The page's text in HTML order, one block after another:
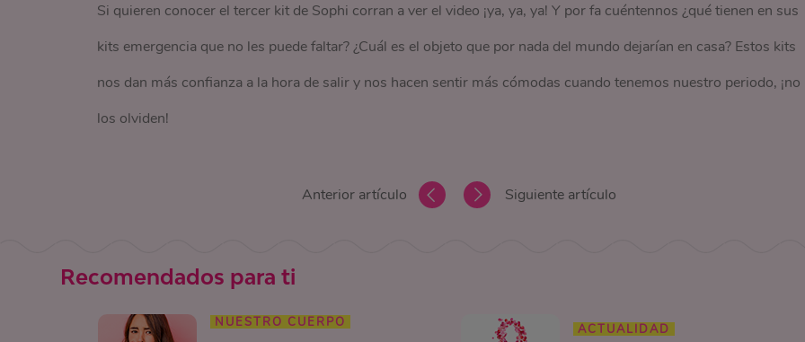
Si quieren conocer el tercer kit de Sophi corran a ver el video ¡ya, ya, ya! Y por fa cuéntennos ¿qué tienen en sus
kits emergencia que no les puede faltar? ¿Cuál es el objeto que por nada del mundo dejarían en casa? Estos kits
nos dan más confianza a la hora de salir y nos hacen sentir más cómodas cuando tenemos nuestro periodo, ¡no
los olviden!
Anterior artículo Siguiente artículo
Recomendados para ti
NUESTRO CUERPO ACTUALIDAD